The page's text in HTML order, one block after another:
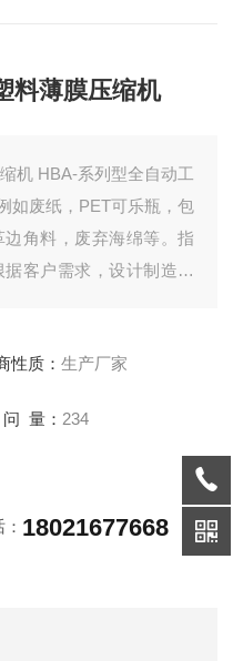
料薄膜压缩机
动工
如废纸，PET可乐瓶，包
角料，废弃海绵等。指
客户需求，设计制造产
性质： 生产厂家
量： 234
18021677668